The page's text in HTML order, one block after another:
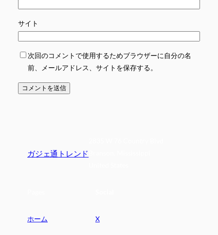
サイト
次回のコメントで使用するためブラウザーに自分の名
前、メールアドレス、サイトを保存する。
ガジェ通トレンド
ホーム X